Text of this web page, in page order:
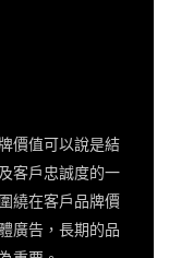
價值可以說是結
客戶忠誠度的一
繞在客戶品牌價
廣告，長期的品